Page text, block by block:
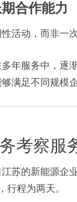
合作能力
活动，而非一
年服务中，逐
满足不同规模
考察服
苏的新能源企
行程为两天。